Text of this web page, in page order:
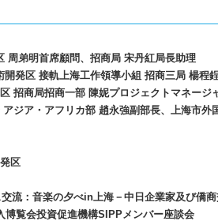
弟明首席顧問、招商局 宋丹紅局長助理
発区 接軌上海工作領導小組 招商三局 楊程
招商局招商一部 陳妮プロジェクトマネージ
ジア・アフリカ部 趙永強副部長、上海市外
区
流：音楽の夕べin上海－中日企業家及び僑
覧会投資促進機構SIPPメンバー座談会